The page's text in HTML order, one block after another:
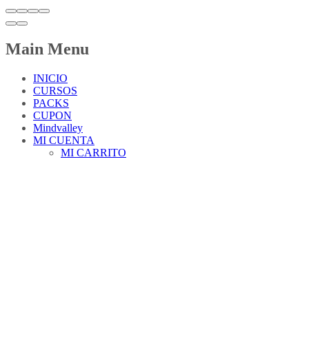
Main Menu
INICIO
CURSOS
PACKS
CUPON
Mindvalley
MI CUENTA
MI CARRITO